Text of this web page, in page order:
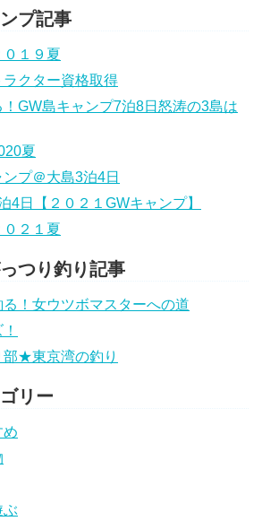
プ記事
０１９夏
クター資格取得
GW島キャンプ7泊8日怒涛の3島は
夏
プ＠大島3泊4日
4日【２０２１GWキャンプ】
２１夏
つり釣り記事
！女ウツボマスターへの道
部★東京湾の釣り
リー
め
ぶ